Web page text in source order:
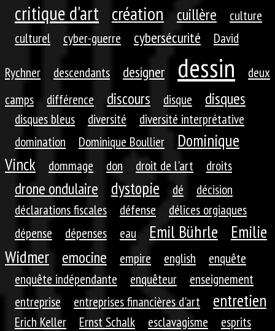
critique d'art création cuillère
culture
culturel
cyber-guerre cybersécurité
David
Rychner
descendants designer dessin
deux
camps
différence discours disque disques
disques bleus diversité
diversité interprétative
domination
Dominique Boullier
Dominique
Vinck
dommage don droit de l'art droits
drone ondulaire dystopie dé
décision
déclarations fiscales
défense
délices orgiaques
dépense
dépenses eau Emil Bührle
Emilie
Widmer
emocine empire english
enquête
enquête indépendante
enquêteur
enseignement
entreprise
entreprises financières d'art entretien
Erich Keller Ernst Schalk esclavagisme esprits